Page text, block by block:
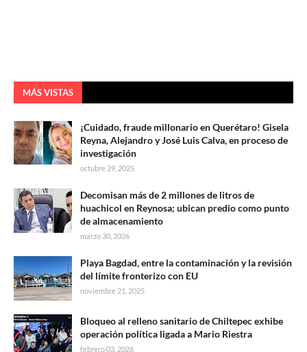
MÁS VISTAS
¡Cuidado, fraude millonario en Querétaro! Gisela
Reyna, Alejandro y José Luis Calva, en proceso de
investigación
octubre 29, 2025
Decomisan más de 2 millones de litros de
huachicol en Reynosa; ubican predio como punto
de almacenamiento
marzo 30, 2026
Playa Bagdad, entre la contaminación y la revisión
del límite fronterizo con EU
noviembre 21, 2025
Bloqueo al relleno sanitario de Chiltepec exhibe
operación política ligada a Mario Riestra
febrero 03, 2026